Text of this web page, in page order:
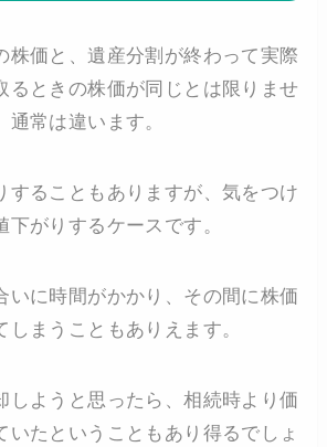
株価と、遺産分割が終わって実際
るときの株価が同じとは限りませ
常は違います。
することもありますが、気をつけ
がりするケースです。
いに時間がかかり、その間に株価
しまうこともありえます。
しようと思ったら、相続時より価
いたということもあり得るでしょ